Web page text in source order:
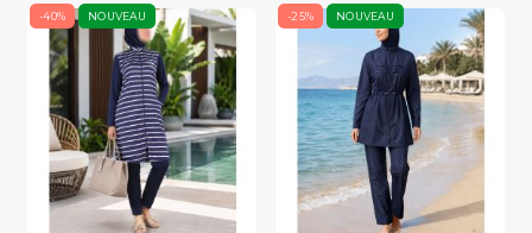
-40% NOUVEAU -25% NOUVEAU